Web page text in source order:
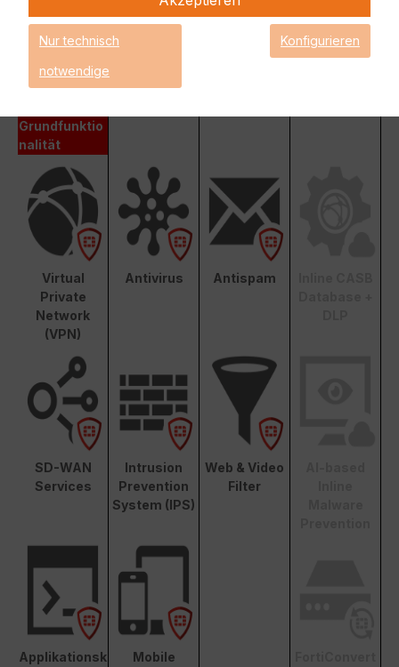
Enterprise Protection
Unified Threat Protection (UTP)
Advanced Threat
Grundfunktio
nalität
Virtual
Private
Network
(VPN)
Antivirus Antispam
SD-WAN
Services
Intrusion
Prevention
System (IPS)
Web & Video
Filter
Applikationsk
Mobile
Nur technisch
notwendige
Konfigurieren